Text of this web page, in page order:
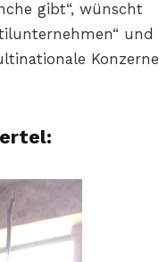
gibt“, wünscht
und
Konzerne